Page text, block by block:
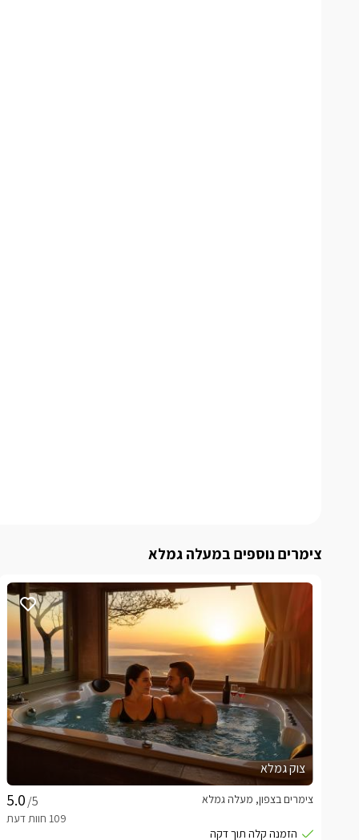
צימרים נוספים במעלה גמלא
צוק גמלא
/5
צימרים בצפון, מעלה גמלא